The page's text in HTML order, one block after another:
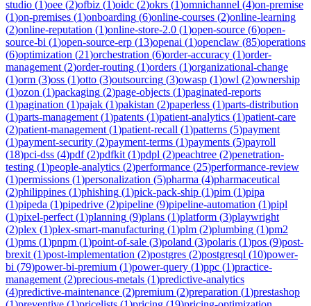
studio (1)oee (2)ofbiz (1)oidc (2)okrs (1)omnichannel (4)on-premise
(1)on-premises (1)onboarding (6)online-courses (2)online-learning
(2)online-reputation (1)online-store-2.0 (1)open-source (6)open-
source-bi (1)open-source-erp (13)openai (1)openclaw (85)operations
(6)optimization (21)orchestration (6)order-accuracy (1)order-
management (2)order-routing (1)orders (1)organizational-change
(1)orm (3)oss (1)otto (3)outsourcing (3)owasp (1)owl (2)ownership
(1)ozon (1)packaging (2)page-objects (1)paginated-reports
(1)pagination (1)pajak (1)pakistan (2)paperless (1)parts-distribution
(1)parts-management (1)patents (1)patient-analytics (1)patient-care
(2)patient-management (1)patient-recall (1)patterns (5)payment
(1)payment-security (2)payment-terms (1)payments (5)payroll
(18)pci-dss (4)pdf(2)pdfkit (1)pdpl (2)peachtree (2)penetration-
testing (1)people-analytics (2)performance (25)performance-review
(1)permissions (1)personalization (5)pharma (4)pharmaceutical
(2)philippines (1)phishing (1)pick-pack-ship (1)pim (1)pipa
(1)pipeda (1)pipedrive (2)pipeline (9)pipeline-automation (1)pipl
(1)pixel-perfect (1)planning (9)plans (1)platform (3)playwright
(2)plex (1)plex-smart-manufacturing (1)plm (2)plumbing (1)pm2
(1)pms (1)pnpm (1)point-of-sale (3)poland (3)polaris (1)pos (9)post-
brexit (1)post-implementation (2)postgres (2)postgresql (10)power-
bi (79)power-bi-premium (1)power-query (1)ppc (1)practice-
management (2)precious-metals (1)predictive-analytics
(4)predictive-maintenance (2)premium (2)preparation (1)prestashop